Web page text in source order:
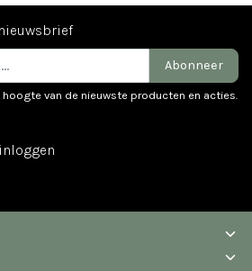
Abonneer
van de nieuwste producten en acties.